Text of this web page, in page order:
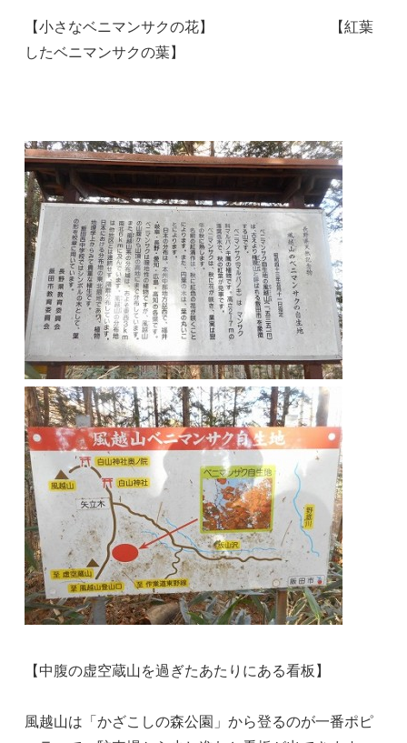
【小さなベニマンサクの花】 【紅葉
したベニマンサクの葉】
【中腹の虚空蔵山を過ぎたあたりにある看板】
風越山は「かざこしの森公園」から登るのが一番ポピ